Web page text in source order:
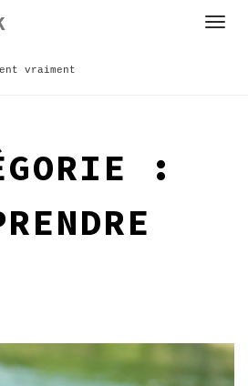
vraiment
: